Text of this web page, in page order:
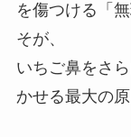
を傷つける「
そが、
いちご鼻をさ
かせる最大の原